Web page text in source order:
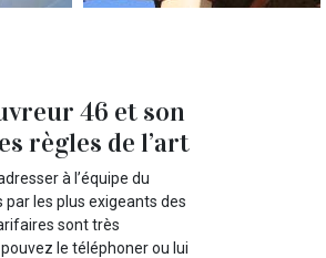
46 et son
règles de l’art
à l’équipe du
les plus exigeants des
sont très
le téléphoner ou lui